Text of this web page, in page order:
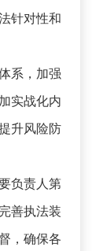
针对性和
系，加强
实战化内
升风险防
负责人第
善执法装
，确保各